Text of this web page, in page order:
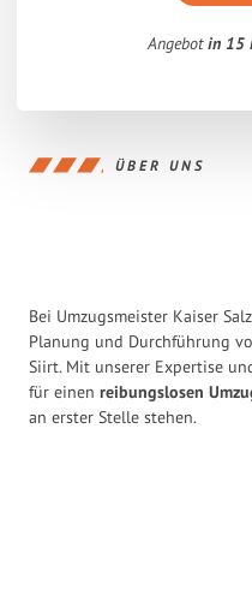
Angebotin 15
ÜBER UNS
Bei Umzugsmeister Kaiser
Planung und Durchführung
Siirt. Mit unserer Expertise
für einen reibungslosen
an erster Stelle stehen.